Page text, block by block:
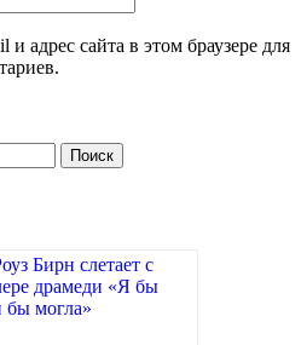
адрес сайта в этом браузере для